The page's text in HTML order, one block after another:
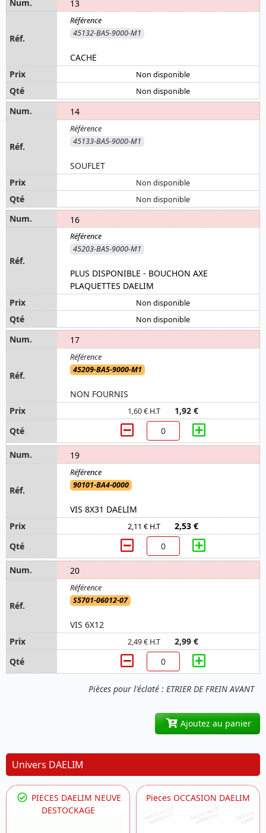
Pièces pour l'éclaté : ETRIER DE FREIN AVANT
13
45132-BA5-9000-M1
CACHE
Non disponible
Non disponible
14
45133-BA5-9000-M1
SOUFLET
Non disponible
Non disponible
16
45203-BA5-9000-M1
PLUS DISPONIBLE - BOUCHON AXE
PLAQUETTES DAELIM
Non disponible
Non disponible
17
45209-BA5-9000-M1
NON FOURNIS
1,60 € H.T 1,92 €
19
90101-BA4-0000
VIS 8X31 DAELIM
2,11 € H.T 2,53 €
20
S5701-06012-07
VIS 6X12
2,49 € H.T 2,99 €
Ajoutez au panier
Univers DAELIM
PIECES DAELIM NEUVE
DESTOCKAGE
Pieces OCCASION DAELIM